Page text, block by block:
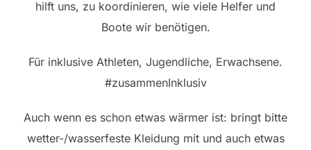
hilft uns, zu koordinieren, wie viele Helfer und
Boote wir benötigen.
Für inklusive Athleten, Jugendliche, Erwachsene.
#zusammenInklusiv
Auch wenn es schon etwas wärmer ist: bringt bitte
wetter-/wasserfeste Kleidung mit und auch etwas